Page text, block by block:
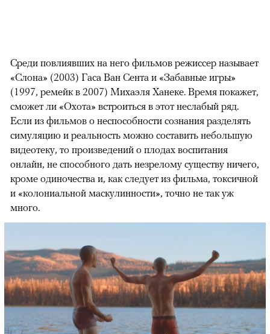
Среди повлиявших на него фильмов режиссер называет
«Слона» (2003) Гаса Ван Сента и «Забавные игры»
(1997, ремейк в 2007) Михаэля Ханеке. Время покажет,
сможет ли «Охота» встроиться в этот неслабый ряд.
Если из фильмов о неспособности сознания разделять
симуляцию и реальность можно составить небольшую
видеотеку, то произведений о плодах воспитания
онлайн, не способного дать незрелому существу ничего,
кроме одиночества и, как следует из фильма, токсичной
и «колониальной маскулинности», точно не так уж
много.